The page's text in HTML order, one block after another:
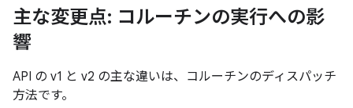
主な変更点: コルーチンの実行への影
響
API の v1 と v2 の主な違いは、コルーチンのディスパッチ
方法です。